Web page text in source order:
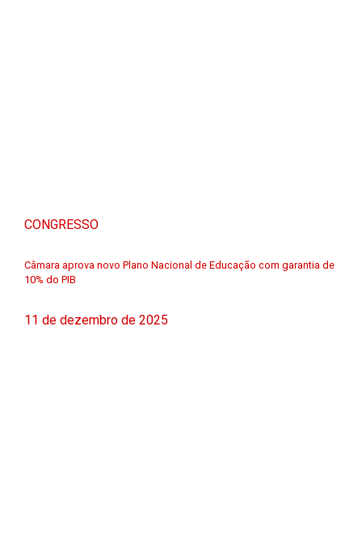
CONGRESSO
Câmara aprova novo Plano Nacional de Educação com garantia de
10% do PIB
11 de dezembro de 2025